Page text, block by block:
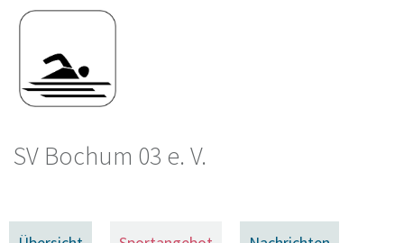
SV Bochum 03 e. V.